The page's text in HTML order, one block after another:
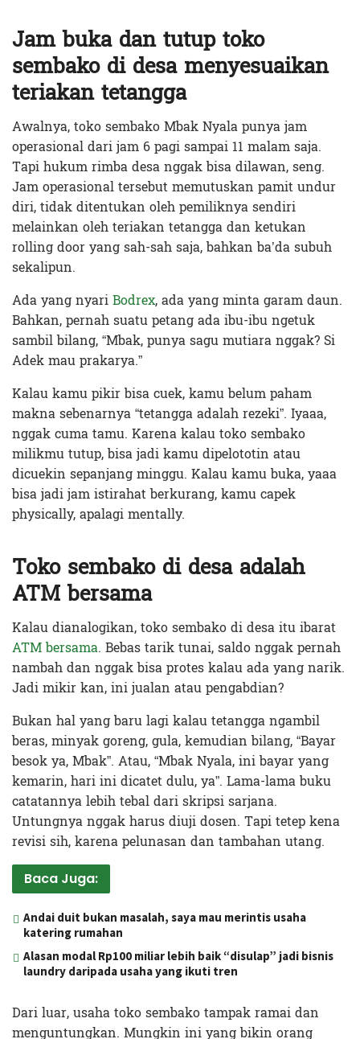
Jam buka dan tutup toko
sembako di desa menyesuaikan
teriakan tetangga
Awalnya, toko sembako Mbak Nyala punya jam
operasional dari jam 6 pagi sampai 11 malam saja.
Tapi hukum rimba desa nggak bisa dilawan, seng.
Jam operasional tersebut memutuskan pamit undur
diri, tidak ditentukan oleh pemiliknya sendiri
melainkan oleh teriakan tetangga dan ketukan
rolling door yang sah-sah saja, bahkan ba’da subuh
sekalipun.
Ada yang nyariBodrex, ada yang minta garam daun.
Bahkan, pernah suatu petang ada ibu-ibu ngetuk
sambil bilang, “Mbak, punya sagu mutiara nggak? Si
Adek mau prakarya.”
Kalau kamu pikir bisa cuek, kamu belum paham
makna sebenarnya “tetangga adalah rezeki”. Iyaaa,
nggak cuma tamu. Karena kalau toko sembako
milikmu tutup, bisa jadi kamu dipelototin atau
dicuekin sepanjang minggu. Kalau kamu buka, yaaa
bisa jadi jam istirahat berkurang, kamu capek
physically, apalagi mentally.
Toko sembako di desa adalah
ATM bersama
Kalau dianalogikan, toko sembako di desa itu ibarat
ATM bersama. Bebas tarik tunai, saldo nggak pernah
nambah dan nggak bisa protes kalau ada yang narik.
Jadi mikir kan, ini jualan atau pengabdian?
Bukan hal yang baru lagi kalau tetangga ngambil
beras, minyak goreng, gula, kemudian bilang, “Bayar
besok ya, Mbak”. Atau, “Mbak Nyala, ini bayar yang
kemarin, hari ini dicatet dulu, ya”. Lama-lama buku
catatannya lebih tebal dari skripsi sarjana.
Untungnya nggak harus diuji dosen. Tapi tetep kena
revisi sih, karena pelunasan dan tambahan utang.
Baca Juga:
Andai duit bukan masalah, saya mau merintis usaha
katering rumahan
Alasan modal Rp100 miliar lebih baik “disulap” jadi bisnis
laundry daripada usaha yang ikuti tren
Dari luar, usaha toko sembako tampak ramai dan
menguntungkan. Mungkin ini yang bikin orang